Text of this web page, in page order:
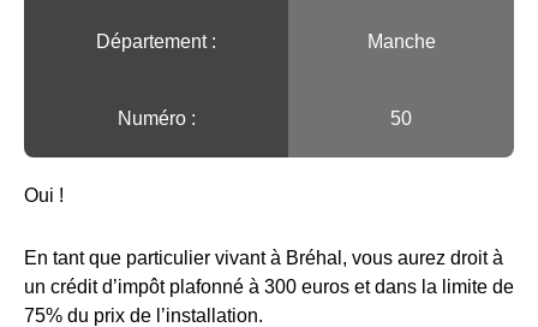
Département : Manche
Numéro : 50
Oui !
En tant que particulier vivant à Bréhal, vous aurez droit à
un crédit d’impôt plafonné à 300 euros et dans la limite de
75% du prix de l’installation.